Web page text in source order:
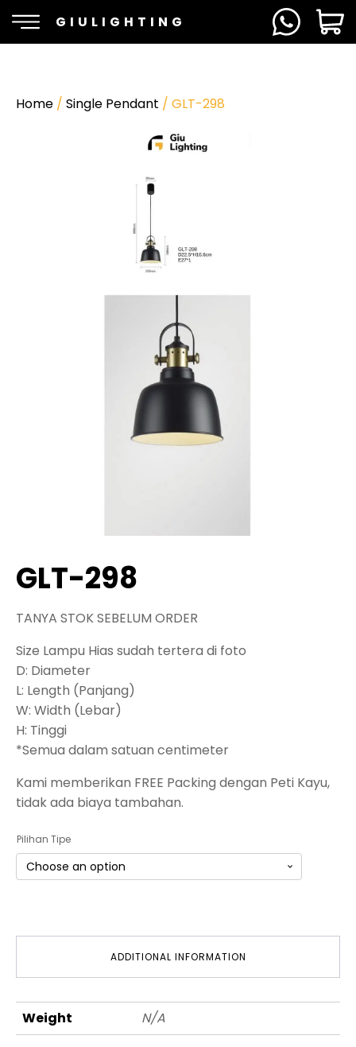
GIULIGHTING
Home / Single Pendant / GLT-298
GLT-298
TANYA STOK SEBELUM ORDER
Size Lampu Hias sudah tertera di foto
D: Diameter
L: Length (Panjang)
W: Width (Lebar)
H: Tinggi
*Semua dalam satuan centimeter
Kami memberikan FREE Packing dengan Peti Kayu,
tidak ada biaya tambahan.
Pilihan Tipe
ADDITIONAL INFORMATION
Weight N/A